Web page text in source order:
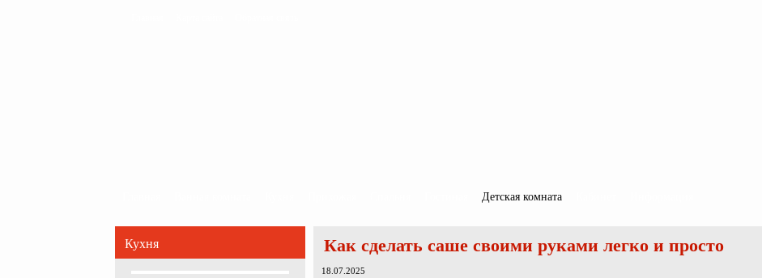
Детская комната
Кухня Как сделать саше своими руками легко и просто
18.07.2025